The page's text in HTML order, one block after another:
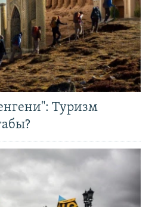
Туризм